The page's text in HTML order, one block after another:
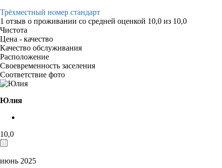
Трёхместный номер стандарт
1 отзыв о проживании со средней оценкой 10,0 из 10,0
Чистота
Цена - качество
Качество обслуживания
Расположение
Своевременность заселения
Соответствие фото
Юлия
10,0
июнь 2025